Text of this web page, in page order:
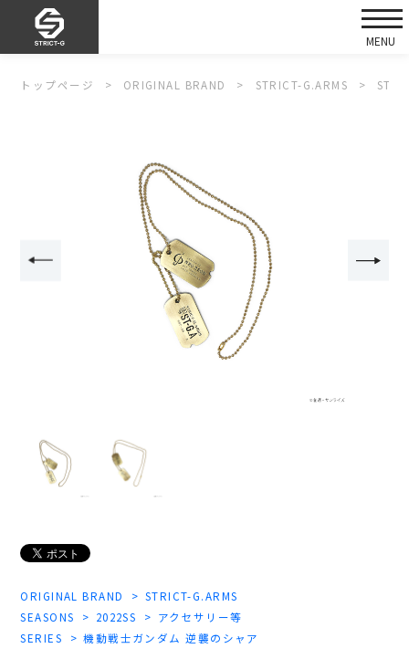
トップページ ORIGINAL BRAND STRICT-G.ARMS
ORIGINAL BRAND
STRICT-G.ARMS
SEASONS
2022SS
アクセサリー等
SERIES
機動戦士ガンダム 逆襲のシャア